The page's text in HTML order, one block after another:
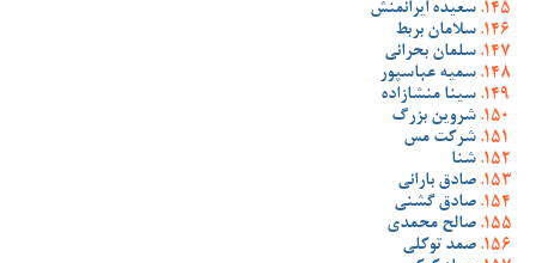
سعیده ایرانمنش
سلامان بربط
سلمان بحرانی
سمیه عباسپور
سینا منشازاده
شروین بزرگ
شرکت مس
شنا
صادق بارانی
صادق گشنی
صالح محمدی
صمد توکلی